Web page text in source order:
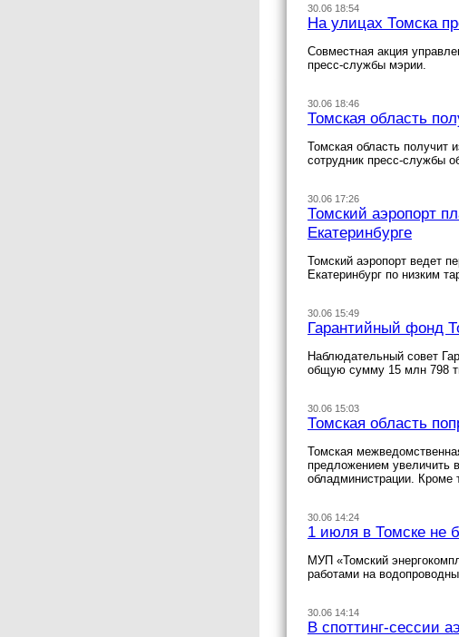
30.06 18:54
На улицах Томска
Совместная акция
пресс-службы мэрии.
30.06 18:46
Томская область
Томская область получит
сотрудник пресс-службы
30.06 17:26
Томский аэропорт
Екатеринбурге
Томский аэропорт ведет
Екатеринбург по низким
30.06 15:49
Гарантийный фонд
Наблюдательный совет
общую сумму 15 млн 798
30.06 15:03
Томская область
Томская
предложением увеличить
обладминистрации. Кроме
30.06 14:24
1 июля в Томске не
МУП «Томский
работами на
30.06 14:14
В споттинг-сессии